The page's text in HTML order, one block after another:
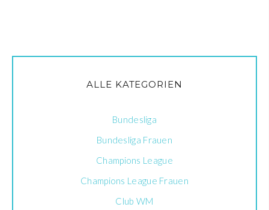
ALLE KATEGORIEN
Bundesliga
Bundesliga Frauen
Champions League
Champions League Frauen
Club WM